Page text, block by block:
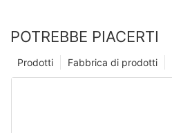
POTREBBE PIACERTI
Fabbrica di prodotti
Prodotti